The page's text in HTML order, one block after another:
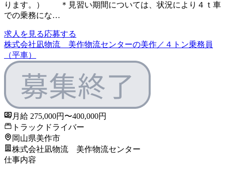
ります。） ＊見習い期間については、状況により４ｔ車
での乗務にな…
求人を見る応募する
株式会社凪物流 美作物流センターの美作／４トン乗務員
（平車）
月給 275,000円〜400,000円
トラックドライバー
岡山県美作市
株式会社凪物流 美作物流センター
仕事内容